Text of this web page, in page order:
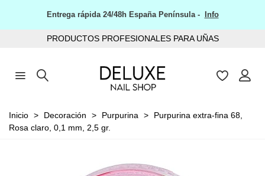
Entrega rápida 24/48h España Península - Info
PRODUCTOS PROFESIONALES PARA UÑAS
Inicio > Decoración > Purpurina >
Purpurina extra-fina 68,
Rosa claro, 0,1 mm, 2,5 gr.